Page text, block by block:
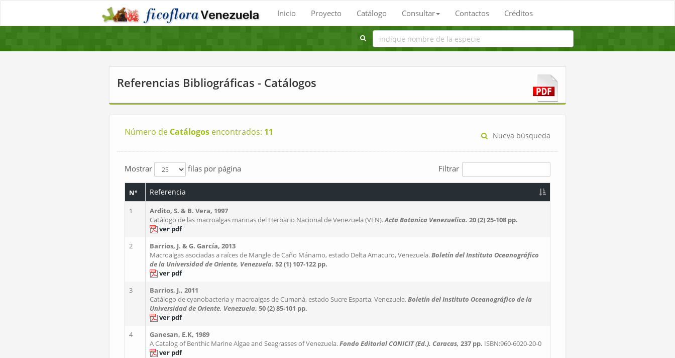
Inicio Proyecto Catálogo Consultar Contactos Créditos
Referencias Bibliográficas - Catálogos
Número de Catálogos encontrados: 11 Nueva búsqueda
Mostrar filas por página Filtrar
N° Referencia
1
Ardito, S. & B. Vera, 1997
Catálogo de las macroalgas marinas del Herbario Nacional de Venezuela (VEN).Acta Botanica Venezuelica. 20 (2)25-108 pp.
ver pdf
2
Barrios, J. & G. García, 2013
Macroalgas asociadas a raíces de Mangle de Caño Mánamo, estado Delta Amacuro, Venezuela.Boletín del Instituto Oceanográfico
de la Universidad de Oriente, Venezuela. 52 (1) 107-122 pp.
ver pdf
3
Barrios, J., 2011
Catálogo de cyanobacteria y macroalgas de Cumaná, estado Sucre Esparta, Venezuela.Boletín del Instituto Oceanográfico de la
Universidad de Oriente, Venezuela. 50 (2)85-101 pp.
ver pdf
4
Ganesan, E.K, 1989
A Catalog of Benthic Marine Algae and Seagrasses of Venezuela.Fondo Editorial CONICIT (Ed.). Caracas, 237 pp. ISBN:960-6020-20-0
ver pdf